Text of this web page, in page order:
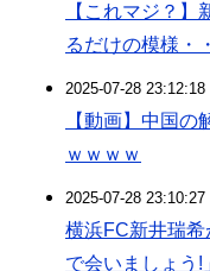
【これマジ？
るだけの模様・
2025-07-28
【動画】中国
ｗｗｗｗ
2025-07-28
横浜FC新井瑞
で会いましょう!